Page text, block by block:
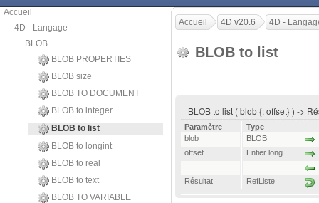
Accueil
4D - Langage
BLOB
BLOB PROPERTIES
BLOB size
BLOB TO DOCUMENT
BLOB to integer
BLOB to list
BLOB to longint
BLOB to real
BLOB to text
BLOB TO VARIABLE
Accueil 4D v20.6 4D -
BLOB to list
BLOB to list ( blob {; offset} ) ->
Paramètre
Type
blob
BLOB
offset
Entier long
Résultat RefListe